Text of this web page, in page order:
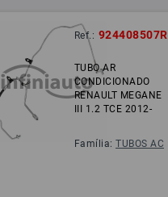
Ref.: 924408507R
TUBO AR
CONDICIONADO
RENAULT MEGANE
III 1.2 TCE 2012-
Família:TUBOS AC